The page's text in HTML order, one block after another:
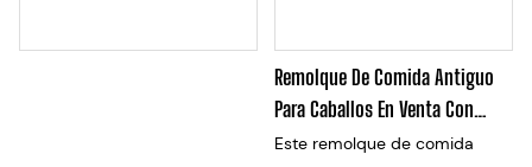
Remolque De Comida Antiguo
Para Caballos En Venta Con
Ventanas De Servicio.
Este remolque de comida